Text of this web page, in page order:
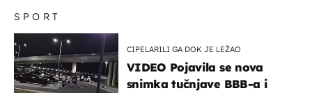
SPORT
CIPELARILI GA DOK JE LEŽAO
VIDEO Pojavila se nova
snimka tučnjave BBB-a i